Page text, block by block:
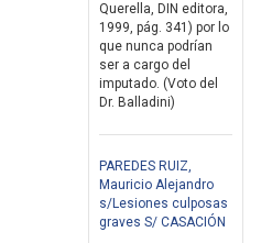
Querella, DIN editora,
1999, pág. 341) por lo
que nunca podrían
ser a cargo del
imputado. (Voto del
Dr. Balladini)
PAREDES RUIZ,
Mauricio Alejandro
s/Lesiones culposas
graves S/ CASACIÓN